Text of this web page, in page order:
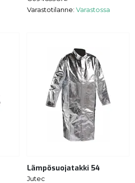
Varastotilanne: Varastossa
Lämpösuojatakki 54
Jutec